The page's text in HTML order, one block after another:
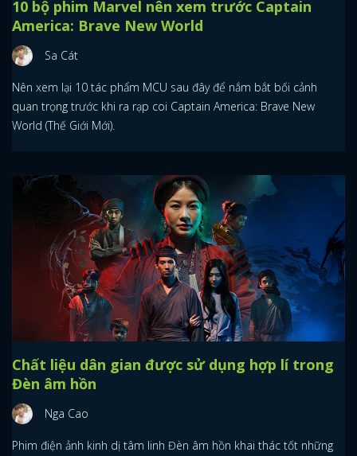
10 bộ phim Marvel nên xem trước Captain
America: Brave New World
Sa Cát
Nên xem lại 10 tác phẩm MCU sau đây để nắm bắt bối cảnh
quan trọng trước khi ra rạp coi Captain America: Brave New
World (Thế Giới Mới).
Chất liệu dân gian được sử dụng hợp lí trong
Đèn âm hồn
Nga Cao
Phim điện ảnh kinh dị tâm linh Đèn âm hồn khai thác tốt những